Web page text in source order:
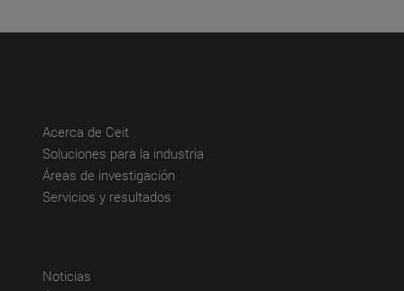
Acerca de Ceit(abre en nueva ventana)
Soluciones para la industria
Áreas de investigación
Servicios y resultados
Noticias